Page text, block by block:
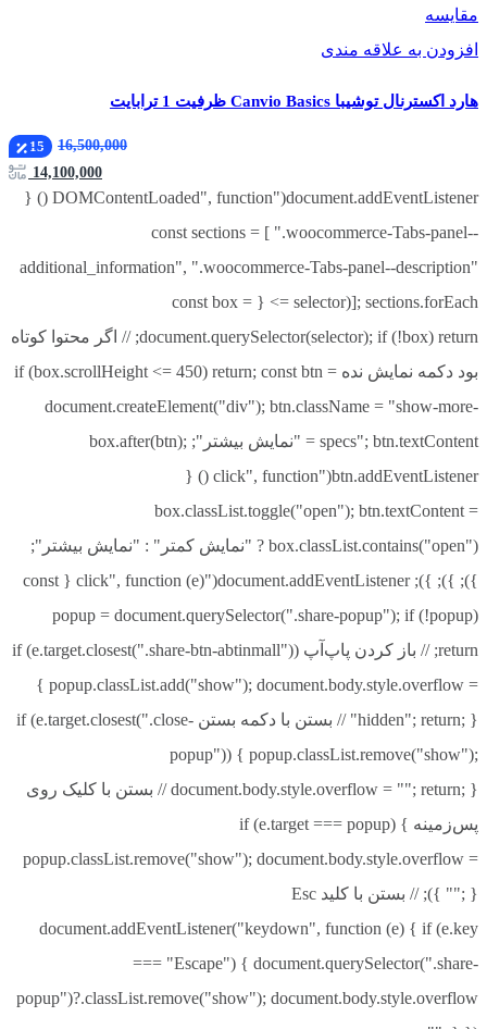
مقایسه
افزودن به علاقه مندی
هارد اکسترنال توشیبا Canvio Basics ظرفیت 1 ترابایت
16,500,000
15
14,100,000
document.addEventListener("DOMContentLoaded", function () {
const sections = [ ".woocommerce-Tabs-panel--
additional_information", ".woocommerce-Tabs-panel--description"
]; sections.forEach(selector => { const box =
document.querySelector(selector); if (!box) return; // اگر محتوا کوتاه
بود دکمه نمایش نده if (box.scrollHeight <= 450) return; const btn =
document.createElement("div"); btn.className = "show-more-
specs"; btn.textContent = "نمایش بیشتر"; box.after(btn);
btn.addEventListener("click", function () {
box.classList.toggle("open"); btn.textContent =
box.classList.contains("open") ? "نمایش کمتر" : "نمایش بیشتر";
}); }); }); document.addEventListener("click", function (e) { const
popup = document.querySelector(".share-popup"); if (!popup)
return; // باز کردن پاپ‌آپ if (e.target.closest(".share-btn-abtinmall"))
{ popup.classList.add("show"); document.body.style.overflow =
"hidden"; return; } // بستن با دکمه بستن if (e.target.closest(".close-
popup")) { popup.classList.remove("show");
document.body.style.overflow = ""; return; } // بستن با کلیک روی
پس‌زمینه if (e.target === popup) {
popup.classList.remove("show"); document.body.style.overflow =
""; } }); // بستن با کلید Esc
document.addEventListener("keydown", function (e) { if (e.key
=== "Escape") { document.querySelector(".share-
popup")?.classList.remove("show"); document.body.style.overflow